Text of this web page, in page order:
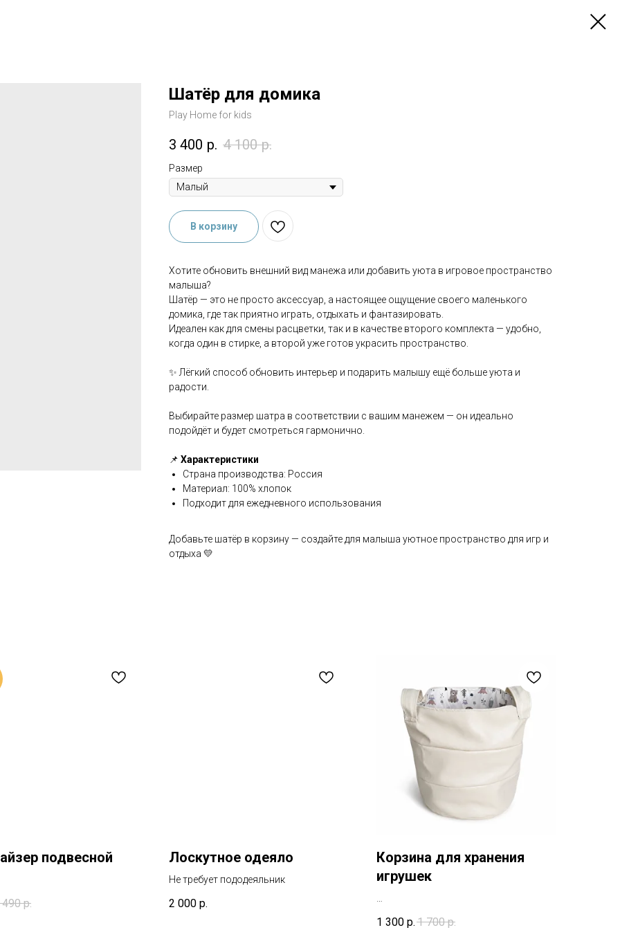
Шатёр для домика
Play Home for kids
3 400 р. 4 100 р.
Размер
В корзину
Хотите обновить внешний вид манежа или добавить уюта в игровое пространство
малыша?
Шатёр — это не просто аксессуар, а настоящее ощущение своего маленького
домика, где так приятно играть, отдыхать и фантазировать.
Идеален как для смены расцветки, так и в качестве второго комплекта — удобно,
когда один в стирке, а второй уже готов украсить пространство.
✨ Лёгкий способ обновить интерьер и подарить малышу ещё больше уюта и
радости.
Выбирайте размер шатра в соответствии с вашим манежем — он идеально
подойдёт и будет смотреться гармонично.
📌 Характеристики
Страна производства: Россия
Материал: 100% хлопок
Подходит для ежедневного использования
Добавьте шатёр в корзину — создайте для малыша уютное пространство для игр и
отдыха 💛
подвесной
490 р.
Лоскутное одеяло
Не требует пододеяльник
2 000 р.
Корзина для хранения
игрушек
1 300 р. 1 700 р.